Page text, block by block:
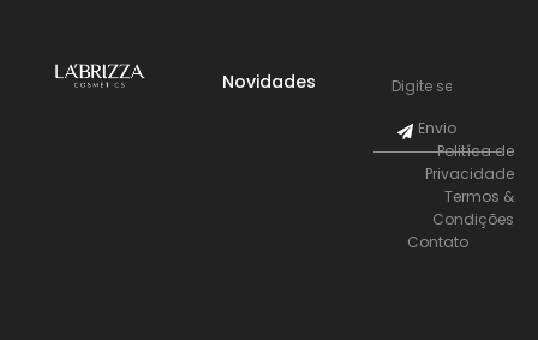
Novidades
Envio
Politíca de
Privacidade
Termos &
Condições
Contato